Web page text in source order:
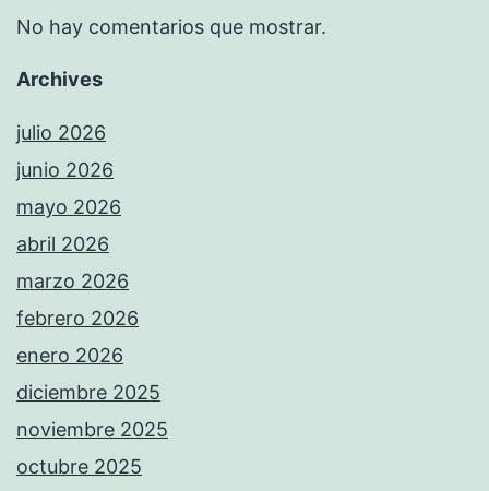
No hay comentarios que mostrar.
Archives
julio 2026
junio 2026
mayo 2026
abril 2026
marzo 2026
febrero 2026
enero 2026
diciembre 2025
noviembre 2025
octubre 2025